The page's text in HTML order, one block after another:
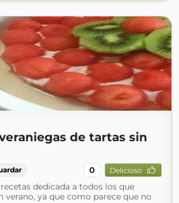
de tartas sin
0 Delicioso
dedicada a todos los que
verano, ya que como parece que no